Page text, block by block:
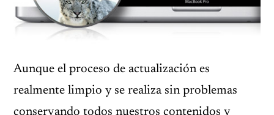
Aunque el proceso de actualización es
realmente limpio y se realiza sin problemas
conservando todos nuestros contenidos y